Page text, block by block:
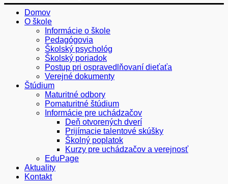
Domov
O škole
Informácie o škole
Pedagógovia
Školský psychológ
Školský poriadok
Postup pri ospravedlňovaní dieťaťa
Verejné dokumenty
Štúdium
Maturitné odbory
Pomaturitné štúdium
Informácie pre uchádzačov
Deň otvorených dverí
Prijímacie talentové skúšky
Školný poplatok
Kurzy pre uchádzačov a verejnosť
EduPage
Aktuality
Kontakt